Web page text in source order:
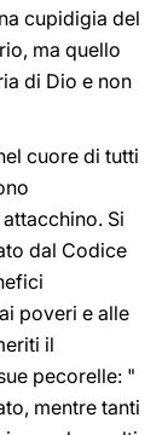
cupidigia del
ma quello
di Dio e non
cuore di tutti
Si
dal Codice
poveri e alle
il
pecorelle: "
mentre tanti